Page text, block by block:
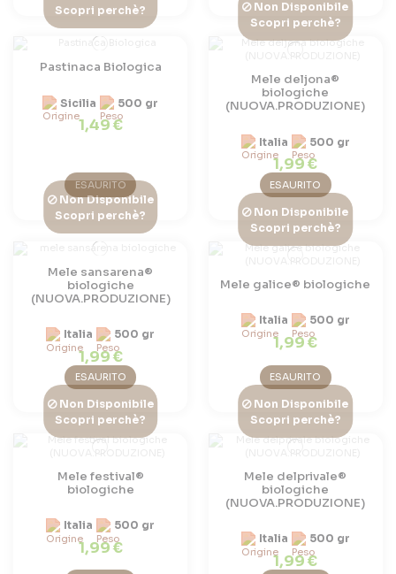
Scopri perchè?
Pastinaca Biologica
Sicilia 500 gr
1,49 €
ESAURITO
Non Disponibile
Scopri perchè?
Mele deljona®
biologiche
(NUOVA.PRODUZIONE)
Italia 500 gr
1,99 €
ESAURITO
Non Disponibile
Scopri perchè?
Mele sansarena®
biologiche
(NUOVA.PRODUZIONE)
Italia 500 gr
1,99 €
ESAURITO
Non Disponibile
Scopri perchè?
Mele galice® biologiche
Italia 500 gr
1,99 €
ESAURITO
Non Disponibile
Scopri perchè?
Mele festival®
biologiche
Italia 500 gr
1,99 €
Non Disponibile
Scopri perchè?
Mele delprivale®
biologiche
(NUOVA.PRODUZIONE)
Italia 500 gr
1,99 €